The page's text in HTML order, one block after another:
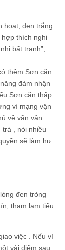
hoạt, đen trắng
hợp thích nghi
bất tranh”,
thêm Sơn căn
đảm nhận
Sơn căn thấp
vì mạng vận
về vãn vận.
, nói nhiều
sẽ làm hư
đen tròng
tham lam tiểu
việc . Nếu vì
vài điểm sau